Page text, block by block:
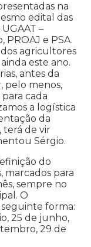
na
edital das
–
e PSA.
agricultores
este ano.
antes da
pelo menos,
cada
a logística
da
terá de vir
Sérgio.
do
marcados para
sempre no
O
forma:
25 de junho,
29 de